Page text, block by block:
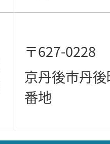
〒627-0228
京丹後市丹
番地